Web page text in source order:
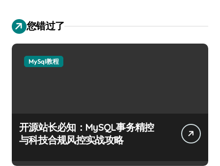
您错过了
MySql教程
开源站长必知：MySQL事务精控
与科技合规风控实战攻略